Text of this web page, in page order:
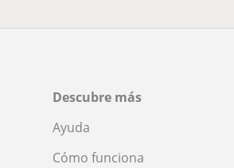
Descubre más
Ayuda
Cómo funciona